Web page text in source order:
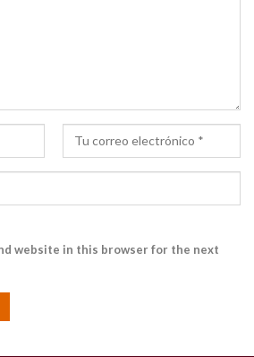
website in this browser for the next